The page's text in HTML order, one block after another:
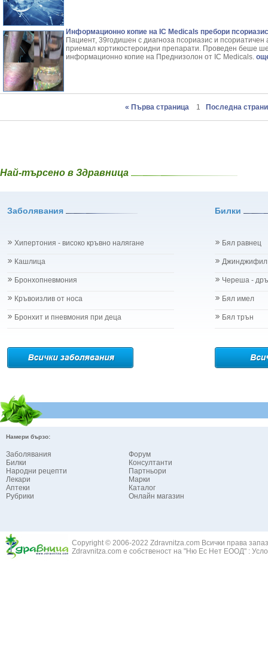
Информационно копие на IC Medicals пребори
Пациент, 39годишен с диагноза псориазис и
приемал кортикостероидни препарати. Проведен беше
информационно копие на Преднизолон от IC Medicals.
« Първа страница 1 Последна
Най-търсено в Здравница
Заболявания Билки
Хипертония - високо кръвно налягане
Кашлица
Бронхопневмония
Кръвоизлив от носа
Бронхит и пневмония при деца
Бял равнец
Джинджифил
Череша -
Бял имел
Бял трън
Намери бързо:
Заболявания
Билки
Народни рецепти
Лекари
Аптеки
Рубрики
Форум
Консултанти
Партньори
Марки
Каталог
Онлайн магазин
Copyright © 2006-2022 Zdravnitza.com Всички права
Zdravnitza.com е собственост на "Ню Ес Нет ЕООД" :